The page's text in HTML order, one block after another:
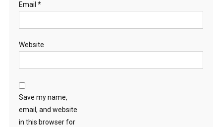
Email *
Website
Save my name,
email, and website
in this browser for